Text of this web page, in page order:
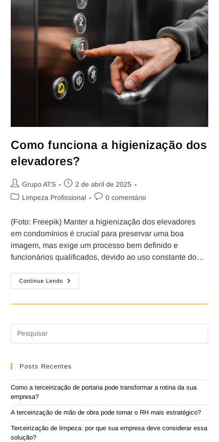
Como funciona a higienização dos
elevadores?
Grupo ATS
2 de abril de 2025
Limpeza Profissional
0 comentário
(Foto: Freepik) Manter a higienização dos elevadores
em condomínios é crucial para preservar uma boa
imagem, mas exige um processo bem definido e
funcionários qualificados, devido ao uso constante do…
Continue Lendo
Posts Recentes
Como a terceirização de portaria pode transformar a rotina da sua
empresa?
A terceirização de mão de obra pode tornar o RH mais estratégico?
Terceirização de limpeza: por que sua empresa deve considerar essa
solução?